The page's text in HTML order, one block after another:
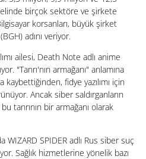
birçok sektöre ve şirkete
korsanları, büyük şirket
adını veriyor.
ailesi, Death Note adlı anime
"Tanrı'nın armağanı" anlamına
fidye yazılımı için
Ancak siber saldırganların
tanrının bir armağanı olarak
WIZARD SPIDER adlı Rus siber suç
Sağlık hizmetlerine yönelik bazı